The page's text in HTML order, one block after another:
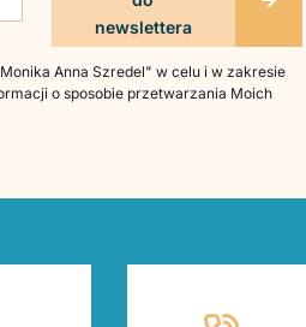
Anna Szredel" w celu i w zakresie
o sposobie przetwarzania Moich